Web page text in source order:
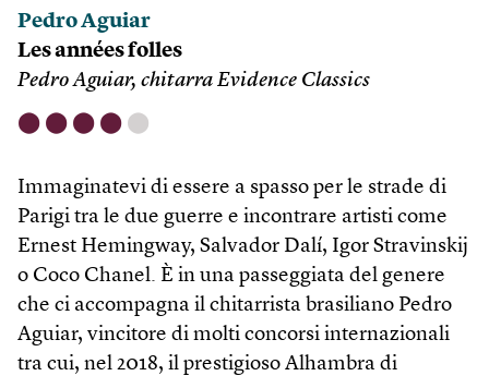
Pedro Aguiar
Les années folles
Pedro Aguiar, chitarra Evidence Classics
⬤ ⬤ ⬤ ⬤ ⬤
Immaginatevi di essere a spasso per le strade di
Parigi tra le due guerre e incontrare artisti come
Ernest Heming­way, Salvador Dalí, Igor Stravinskij
o Coco Chanel. È in una passeggiata del genere
che ci accompagna il chitarrista brasiliano Pedro
Aguiar, vincitore di molti concorsi internazionali
tra cui, nel 2018, il prestigioso Alhambra di